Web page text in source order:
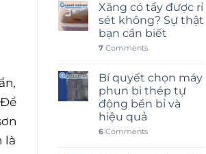
là
Xăng có tẩy được rỉ
sét không? Sự thật
bạn cần biết
7Comments
Bí quyết chọn máy
phun bi thép tự
động bền bỉ và
hiệu quả
6Comments